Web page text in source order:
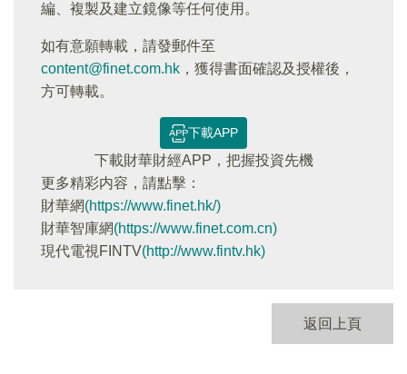
編、複製及建立鏡像等任何使用。
如有意願轉載，請發郵件至
content@finet.com.hk ，獲得書面確認及授權後，
方可轉載。
下載APP
下載財華財經APP，把握投資先機
更多精彩内容，請點擊：
財華網(https://www.finet.hk/)
財華智庫網(https://www.finet.com.cn)
現代電視FINTV(http://www.fintv.hk)
返回上頁